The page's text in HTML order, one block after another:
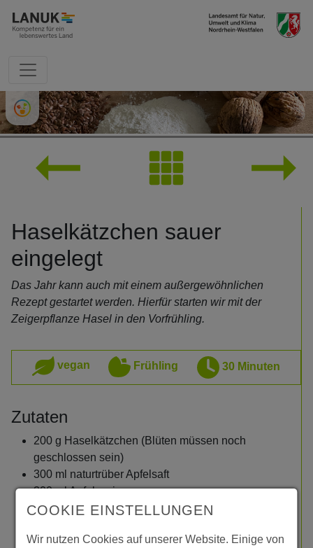
direkt zum Inhalt springen
Haselkätzchen sauer
eingelegt
Das Jahr kann auch mit einem außergewöhnlichen
Rezept gestartet werden. Hierfür starten wir mit der
Zeigerpflanze Hasel in den Vorfrühling.
Zutaten
200 g Haselkätzchen (Blüten müssen noch
geschlossen sein)
300 ml naturtrüber Apfelsaft
300 ml Apfelessig
4 TL Honig
½ TL Salz
COOKIE EINSTELLUNGEN
Wir nutzen Cookies auf unserer Website. Einige von